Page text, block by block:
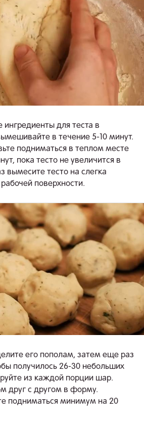
ингредиенты для теста в
в течение 5-10 минут.
подниматься в теплом месте
пока тесто не увеличится в
вымесите тесто на слегка
поверхности.
его пополам, затем еще раз
получилось 26-30 небольших
из каждой порции шар.
друг с другом в форму.
подниматься минимум на 20